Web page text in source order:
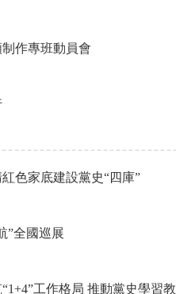
作專班動員會
色家底建設黨史“四庫”
”全國巡展
工作格局 推動黨史學習